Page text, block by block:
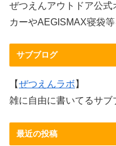
ぜつえんアウトドア公式
カーやAEGISMAX寝袋
サブブログ
【ぜつえんラボ 】
雑に自由に書いてるサブ
最近の投稿